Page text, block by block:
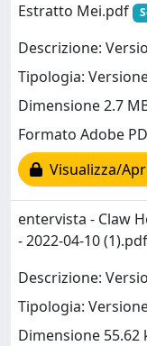
Estratto Mei.pdf
Descrizione:
Tipologia:
Dimensione 2.7
Formato Adobe
Visualizza/
entervista - Claw
- 2022-04-10 (1).pdf
Descrizione:
Tipologia:
Dimensione 55.62